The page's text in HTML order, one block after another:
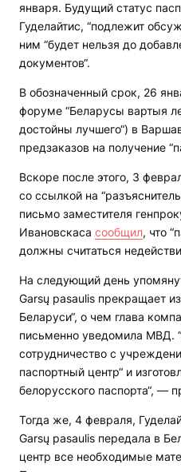
января. Будущий статус
Гуделайтис, “подлежит
ним “будет нельзя до
документов“.
В обозначенный срок, 26
форуме “Беларусы вартыя
достойны лучшего“) в
предзаказов на получение
Вскоре после этого, 3
со ссылкой на
письмо заместителя
Ивановскаса сообщил, что
должны считаться
На следующий день
Garsų pasaulis прекращает
Беларуси“, о чем глава
письменно уведомила МВД.
сотрудничество с
паспортный центр“ и
белорусского паспорта“, —
Тогда же, 4 февраля,
Garsų pasaulis передала в
центр все необходимые